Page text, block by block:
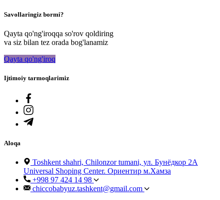
Savollaringiz bormi?
Qayta qo'ng'iroqqa so'rov qoldiring
va siz bilan tez orada bog'lanamiz
Qayta qo'ng'iroq
Ijtimoiy tarmoqlarimiz
Aloqa
Toshkent shahri, Chilonzor tumani, ул. Бунёдкор 2А
Universal Shoping Center. Ориентир м.Хамза
+998 97 424 14 98
chiccobabyuz.tashkent@gmail.com